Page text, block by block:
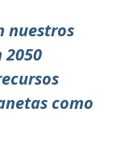
nuestros
como